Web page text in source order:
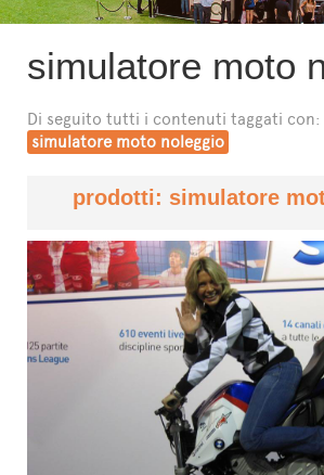
simulatore moto
Di seguito tutti i contenuti taggati con:
simulatore moto noleggio
prodotti: simulatore